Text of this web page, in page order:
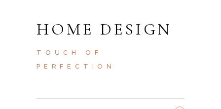
HOME DESIGN
TOUCH OF
PERFECTION